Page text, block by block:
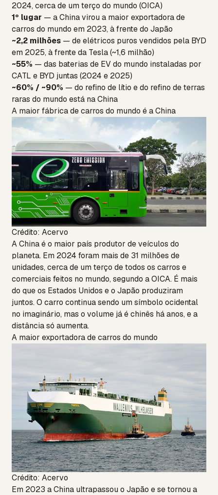
2024, cerca de um terço do mundo (OICA)
1º lugar — a China virou a maior exportadora de
carros do mundo em 2023, à frente do Japão
~2,2 milhões — de elétricos puros vendidos pela BYD
em 2025, à frente da Tesla (~1,6 milhão)
~55% — das baterias de EV do mundo instaladas por
CATL e BYD juntas (2024 e 2025)
~60% / ~90% — do refino de lítio e do refino de terras
raras do mundo está na China
A maior fábrica de carros do mundo é a China
Crédito: Acervo
A China é o maior país produtor de veículos do
planeta. Em 2024 foram mais de 31 milhões de
unidades, cerca de um terço de todos os carros e
comerciais feitos no mundo, segundo a OICA. É mais
do que os Estados Unidos e o Japão produziram
juntos. O carro continua sendo um símbolo ocidental
no imaginário, mas o volume já é chinês há anos, e a
distância só aumenta.
A maior exportadora de carros do mundo
Crédito: Acervo
Em 2023 a China ultrapassou o Japão e se tornou a